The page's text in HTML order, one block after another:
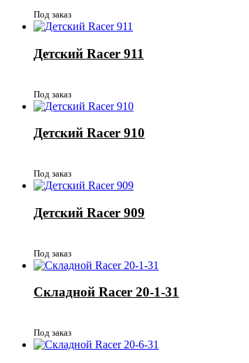
Под заказ
Детский Racer 911
Под заказ
Детский Racer 910
Под заказ
Детский Racer 909
Под заказ
Складной Racer 20-1-31
Под заказ